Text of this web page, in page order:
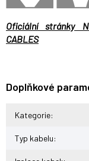
Oficiální stránky
CABLES
Doplňkové
Kategorie:
Typ kabelu: